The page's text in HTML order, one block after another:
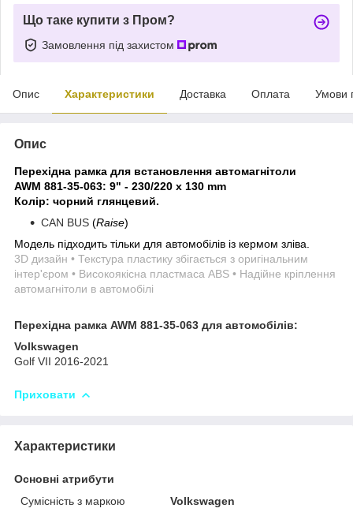
Що таке купити з Пром?
Замовлення під захистом
Опис Характеристики Доставка Оплата Умови
Опис
Перехідна рамка для встановлення автомагнітоли
AWM 881-35-063: 9" - 230/220 x 130 mm
Колір: чорний глянцевий.
CAN BUS (Raise)
Модель підходить тільки для автомобілів із кермом зліва.
3D дизайн • Текстура пластику збігається з оригінальним
інтер'єром • Високоякісна пластмаса ABS • Надійне кріплення
автомагнітоли в автомобілі
Перехідна рамка AWM 881-35-063 для автомобілів:
Volkswagen
Golf VII 2016-2021
Приховати
Характеристики
Основні атрибути
Сумісність з маркою
Volkswagen